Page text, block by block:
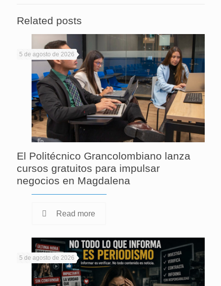
Related posts
5 de agosto de 2026
El Politécnico Grancolombiano lanza
cursos gratuitos para impulsar
negocios en Magdalena
Read more
5 de agosto de 2026